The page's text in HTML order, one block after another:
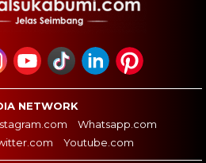
NETWORK
Whatsapp.com
Youtube.com